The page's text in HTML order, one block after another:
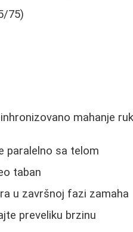
75)
mahanje
paralelno sa telom
taban
u završnoj fazi zamaha
preveliku brzinu